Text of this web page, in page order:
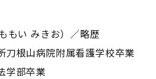
い みきお）／略歴――
根山病院附属看護学校卒業
部卒業